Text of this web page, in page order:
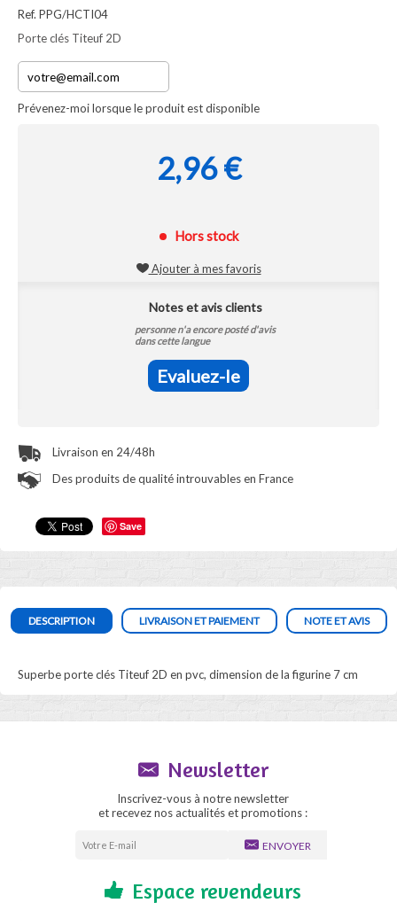
Save
Ref. PPG/HCTI04
Porte clés Titeuf 2D
Prévenez-moi lorsque le produit est disponible
2,96 €
Hors stock
Ajouter à mes favoris
Notes et avis clients
personne n'a encore posté d'avis
dans cette langue
Evaluez-le
Livraison en 24/48h
Des produits de qualité introuvables en France
DESCRIPTION LIVRAISON ET PAIEMENT NOTE ET AVIS
Superbe porte clés Titeuf 2D en pvc, dimension de la figurine 7 cm
Newsletter
Inscrivez-vous à notre newsletter
et recevez nos actualités et promotions :
ENVOYER
Espace revendeurs